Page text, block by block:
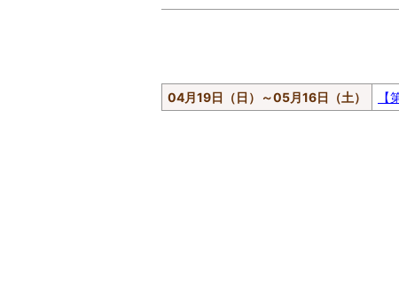
04月19日（日） ～05月16日（土）